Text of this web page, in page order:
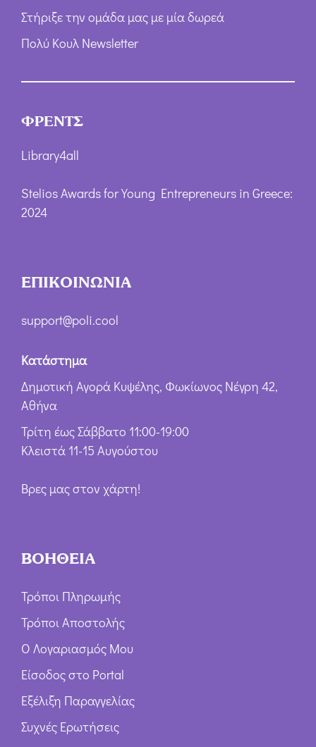
Στήριξε την ομάδα μας με μία δωρεά
Πολύ Κουλ Newsletter
ΦΡΕΝΤΣ
Library4all
Stelios Awards for Young Entrepreneurs in Greece:
2024
ΕΠΙΚΟΙΝΩΝΙΑ
support@poli.cool
Κατάστημα
Δημοτική Αγορά Κυψέλης, Φωκίωνος Νέγρη 42,
Αθήνα
Τρίτη έως Σάββατο 11:00-19:00
Κλειστά 11-15 Αυγούστου
Βρες μας στον χάρτη!
ΒΟΗΘΕΙΑ
Τρόποι Πληρωμής
Τρόποι Αποστολής
Ο Λογαριασμός Μου
Είσοδος στο Portal
Εξέλιξη Παραγγελίας
Συχνές Ερωτήσεις